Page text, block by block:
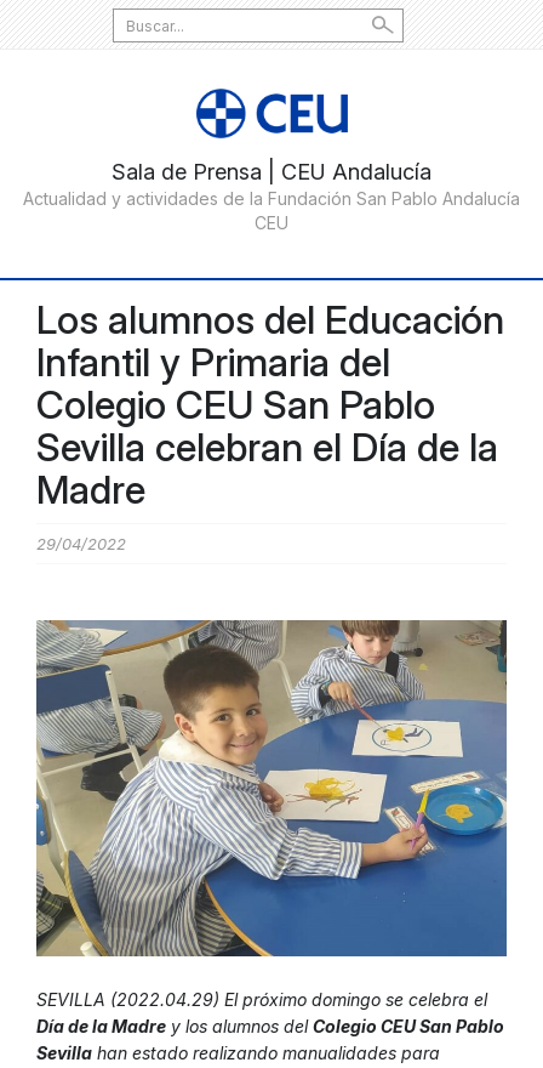
Search
for:
Los alumnos del Educación
Infantil y Primaria del
Colegio CEU San Pablo
Sevilla celebran el Día de la
Madre
29/04/2022
SEVILLA (2022.04.29) El próximo domingo se celebra el
Día de la Madre y los alumnos delColegio CEU San Pablo
Sevilla han estado realizando manualidades para